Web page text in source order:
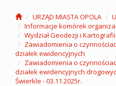
URZĄD MIASTA OPOLA
Informacje komórek
Wydział Geodezji i Kartografii
Zawiadomienia o
działek ewidencyjnych
Zawiadomienia o
działek ewidencyjnych
Świerkle - 03.11.2025r.